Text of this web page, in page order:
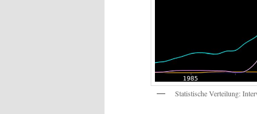
Statistische Verteilung: